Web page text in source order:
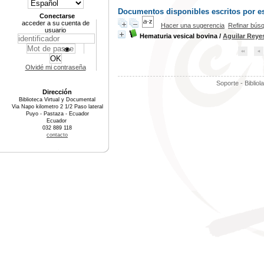
Documentos disponibles escritos por
Hacer una sugerencia Refinar
Hematuria vesical bovina / Aguilar
Soporte -
Conectarse
acceder a su cuenta de
usuario
Olvidé mi contraseña
Dirección
Biblioteca Virtual y Documental
Via Napo kilometro 2 1/2 Paso lateral
Puyo - Pastaza - Ecuador
Ecuador
032 889 118
contacto